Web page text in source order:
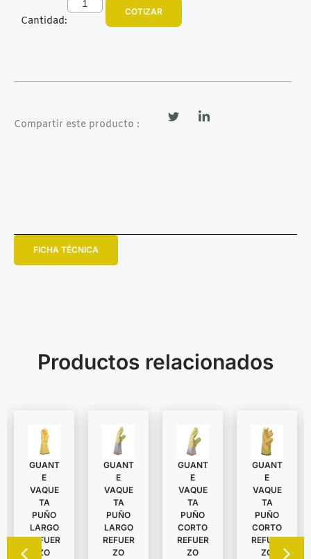
Cantidad:
COTIZAR
Compartir este producto :
FICHA TÉCNICA
Productos relacionados
GUANT
E
VAQUE
TA
PUÑO
LARGO
REFUER
ZO
GUANT
E
VAQUE
TA
PUÑO
LARGO
REFUER
ZO
GUANT
E
VAQUE
TA
PUÑO
CORTO
REFUER
ZO
GUANT
E
VAQUE
TA
PUÑO
CORTO
REFUER
ZO